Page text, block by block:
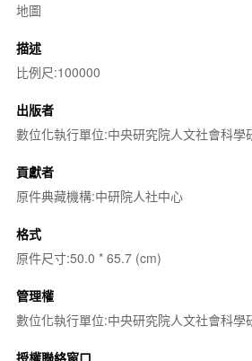
地圖
描述
比例尺:100000
出版者
數位化執行單位:中央研究院人文社會科學
貢獻者
原件典藏機構:中研院人社中心
格式
原件尺寸:50.0 * 65.7 (cm)
管理權
數位化執行單位:中央研究院人文社會科學
授權聯絡窗口